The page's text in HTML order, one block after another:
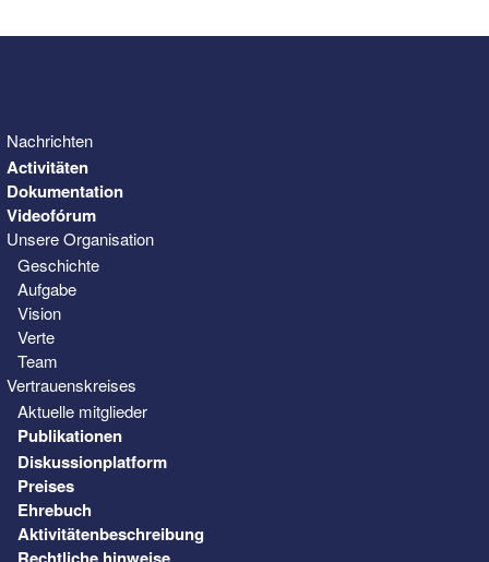
Nachrichten
Activitäten
Dokumentation
Videofórum
Unsere Organisation
Geschichte
Aufgabe
Vision
Verte
Team
Vertrauenskreises
Aktuelle mitglieder
Publikationen
Diskussionplatform
Preises
Ehrebuch
Aktivitätenbeschreibung